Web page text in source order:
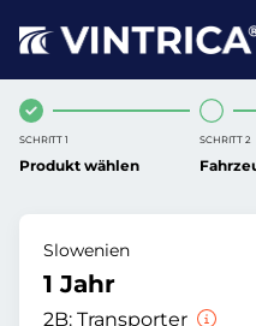
SCHRITT 1
Produkt wählen
SCHRITT 2
Slowenien
1 Jahr
2B: Transporter